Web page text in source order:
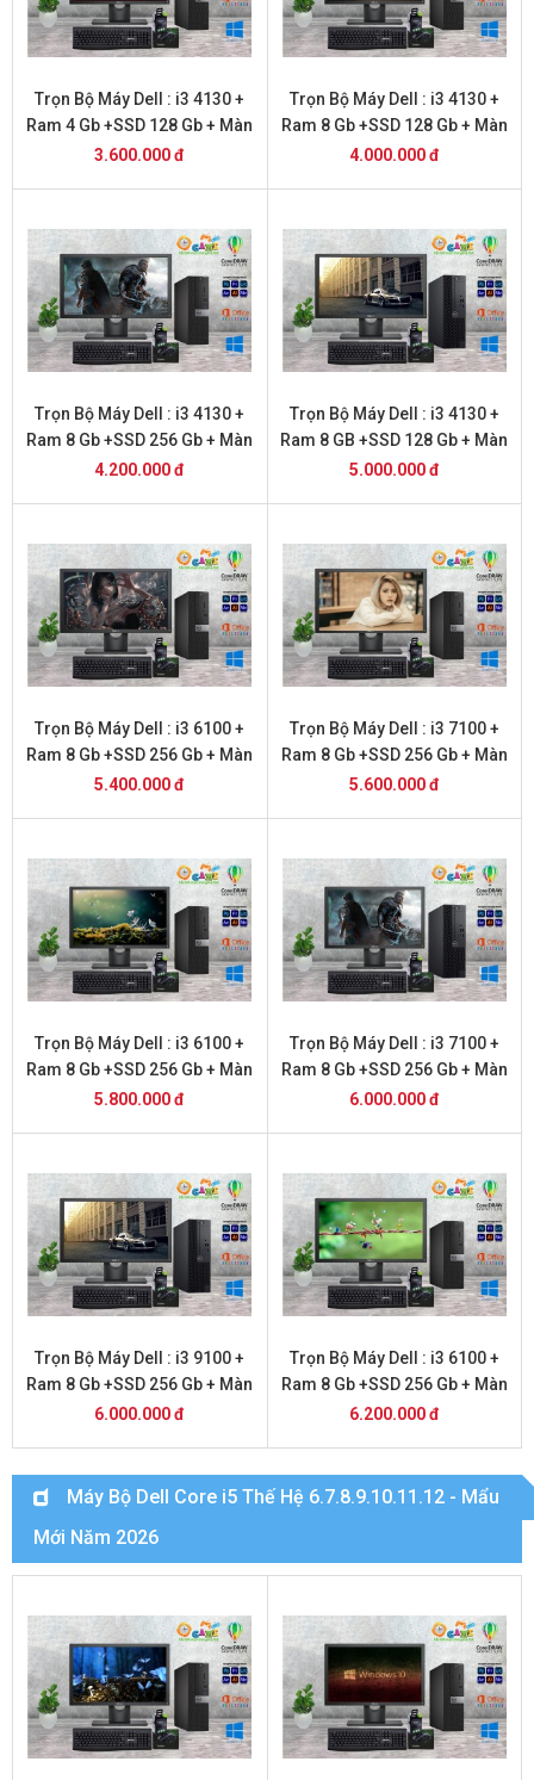
Trọn Bộ Máy Dell : i3 4130 +
Ram 4 Gb +SSD 128 Gb + Màn
Hình 20 inch
3.600.000 đ
Trọn Bộ Máy Dell : i3 4130 +
Ram 8 Gb +SSD 128 Gb + Màn
Hình 20
4.000.000 đ
Trọn Bộ Máy Dell : i3 4130 +
Ram 8 Gb +SSD 256 Gb + Màn
Hình 20
4.200.000 đ
Trọn Bộ Máy Dell : i3 4130 +
Ram 8 GB +SSD 128 Gb + Màn
Hình 22 inch
5.000.000 đ
Trọn Bộ Máy Dell : i3 6100 +
Ram 8 Gb +SSD 256 Gb + Màn
Hình 20
5.400.000 đ
Trọn Bộ Máy Dell : i3 7100 +
Ram 8 Gb +SSD 256 Gb + Màn
Hình 20
5.600.000 đ
Trọn Bộ Máy Dell : i3 6100 +
Ram 8 Gb +SSD 256 Gb + Màn
Hình 22
5.800.000 đ
Trọn Bộ Máy Dell : i3 7100 +
Ram 8 Gb +SSD 256 Gb + Màn
Hình 22
6.000.000 đ
Trọn Bộ Máy Dell : i3 9100 +
Ram 8 Gb +SSD 256 Gb + Màn
Hình 20
6.000.000 đ
Trọn Bộ Máy Dell : i3 6100 +
Ram 8 Gb +SSD 256 Gb + Màn
Hình 24
6.200.000 đ
Máy Bộ Dell Core i5 Thế Hệ 6.7.8.9.10.11.12 - Mẩu
Mới Năm 2026